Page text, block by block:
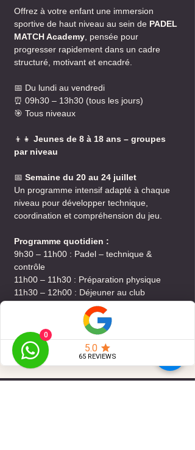
Offrez à votre enfant une immersion
sportive de haut niveau au sein de PADEL
MATCH Academy , pensée pour
progresser rapidement dans un cadre
structuré, motivant et encadré.
📅 Du lundi au vendredi
⏰ 09h30 – 13h30 (tous les jours)
🎯 Tous niveaux
👦👧 Jeunes de 8 à 18 ans – groupes
par niveau
📅 Semaine du 20 au 24 juillet
Un programme intensif adapté à chaque
niveau pour développer technique,
coordination et compréhension du jeu.
Programme quotidien :
9h30 – 11h00 : Padel – technique &
contrôle
11h00 – 11h30 : Préparation physique
11h30 – 12h00 : Déjeuner au club
12h00 – 13h30 : Padel – situations de jeu
0